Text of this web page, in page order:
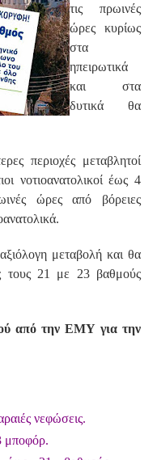
τις πρωινές
ώρες κυρίως
στα
ηπειρωτικά
και στα
δυτικά θα
περιοχές μεταβλητοί
νοτιοανατολικοί έως 4
ώρες από βόρειες
μεταβολή και θα
τους 21 με 23 βαθμούς
από την ΕΜΥ για την
νεφώσεις.
μποφόρ.